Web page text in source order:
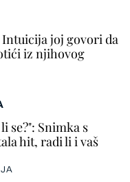
se?": Snimka s
hit, radi li i vaš
joj govori da
iz njihovog